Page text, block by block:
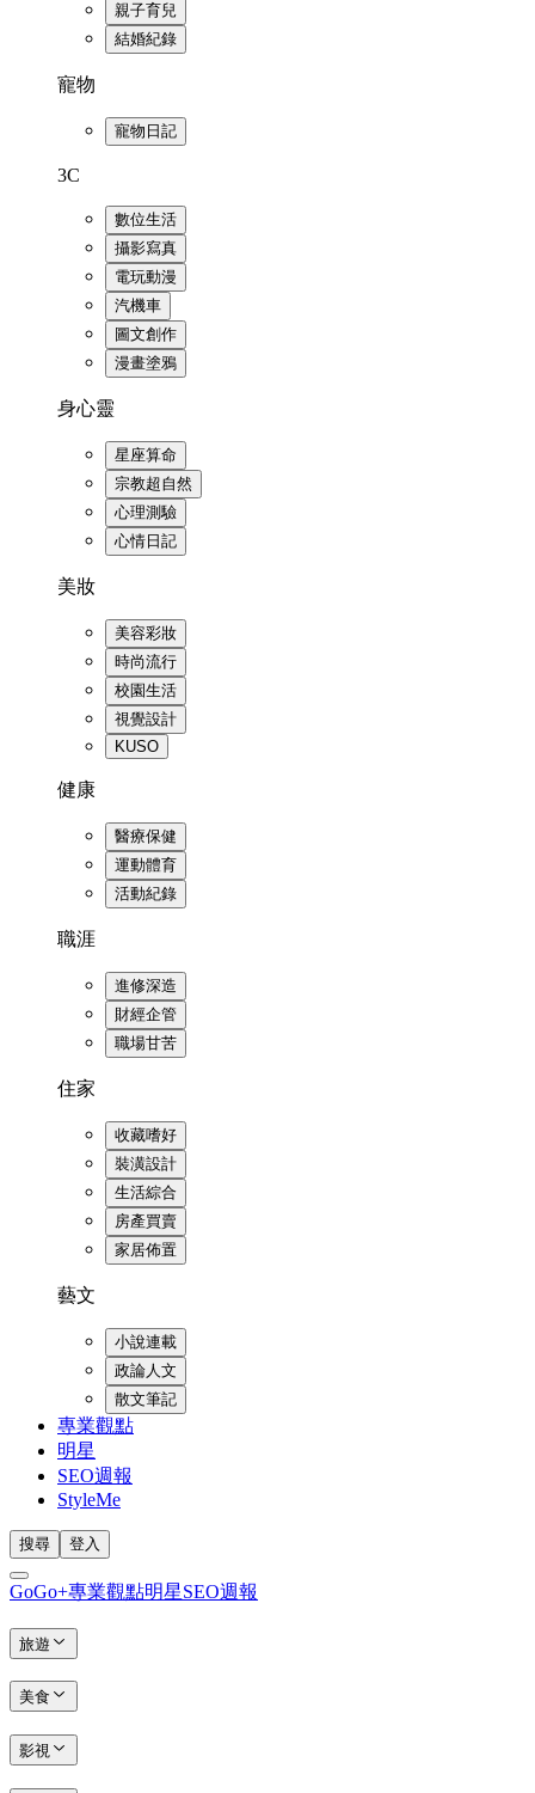
親子育兒
結婚紀錄
寵物
寵物日記
3C
數位生活
攝影寫真
電玩動漫
汽機車
圖文創作
漫畫塗鴉
身心靈
星座算命
宗教超自然
心理測驗
心情日記
美妝
美容彩妝
時尚流行
校園生活
視覺設計
KUSO
健康
醫療保健
運動體育
活動紀錄
職涯
進修深造
財經企管
職場甘苦
住家
收藏嗜好
裝潢設計
生活綜合
房產買賣
家居佈置
藝文
小說連載
政論人文
散文筆記
專業觀點
明星
SEO週報
StyleMe
搜尋 登入
GoGo+專業觀點明星SEO週報
旅遊
美食
影視